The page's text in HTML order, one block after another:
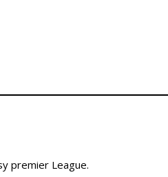
premier League.